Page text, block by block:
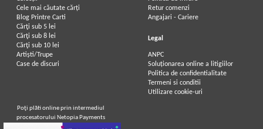
Cele mai căutate cărți
Blog Printre Carti
Cărţi sub 5 lei
Cărţi sub 8 lei
Cărţi sub 10 lei
Artiști/Trupe
Case de discuri
Retur comenzi
Angajari - Cariere
Legal
ANPC
Soluționarea online a litigiilor
Politica de confidentialitate
Termeni si conditii
Utilizare cookie-uri
Poţi plăti online prin intermediul
procesatorului Netopia Payments